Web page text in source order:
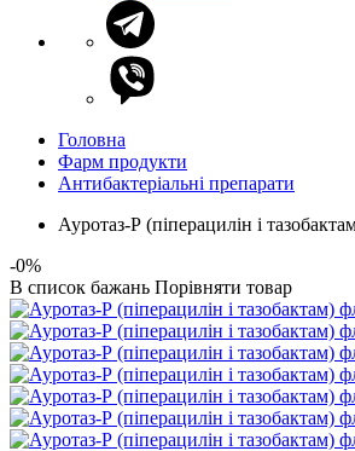
Головна
Фарм продукти
Антибактеріальні препарати
Ауротаз-Р (піперацилін і
-0%
В список бажань Порівняти товар